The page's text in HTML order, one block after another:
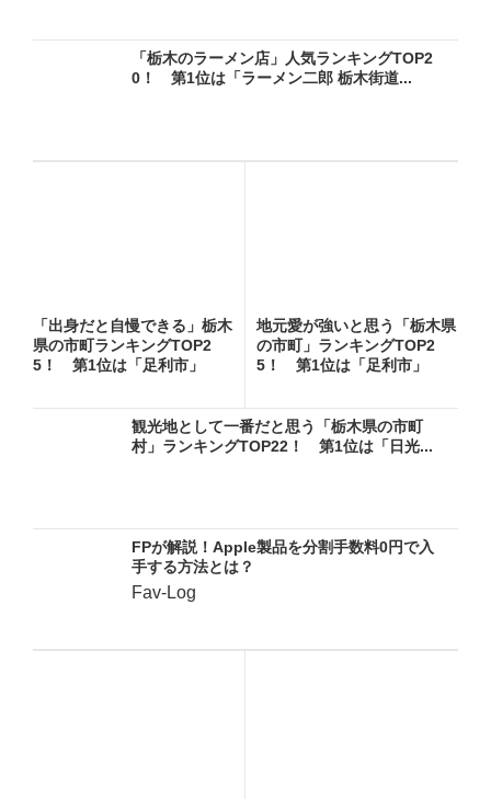
「栃木のラーメン店」人気ランキングTOP2
0！ 第1位は「ラーメン二郎 栃木街道...
「出身だと自慢できる」栃木
県の市町ランキングTOP2
5！ 第1位は「足利市」
地元愛が強いと思う「栃木県
の市町」ランキングTOP2
5！ 第1位は「足利市」
観光地として一番だと思う「栃木県の市町
村」ランキングTOP22！ 第1位は「日光...
FPが解説！Apple製品を分割手数料0円で入
手する方法とは？
Fav-Log